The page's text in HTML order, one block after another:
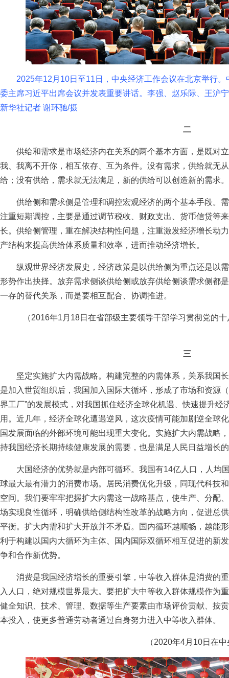
2025年12月10日至11日，中央经济工作会议在北京举行。
委主席习近平出席会议并发表重要讲话。李强、赵乐际、王沪
新华社记者 谢环驰/摄
二
供给和需求是市场经济内在关系的两个基本方面，是既对
我、我离不开你，相互依存、互为条件。没有需求，供给就无
给；没有供给，需求就无法满足，新的供给可以创造新的需求。
供给侧和需求侧是管理和调控宏观经济的两个基本手段。
注重短期调控，主要是通过调节税收、财政支出、货币信贷等
长。供给侧管理，重在解决结构性问题，注重激发经济增长动
产结构来提高供给体系质量和效率，进而推动经济增长。
纵观世界经济发展史，经济政策是以供给侧为重点还是以
形势作出抉择。放弃需求侧谈供给侧或放弃供给侧谈需求侧都
一存的替代关系，而是要相互配合、协调推进。
（2016年1月18日在省部级主要领导干部学习贯彻党的十
三
坚定实施扩大内需战略。构建完整的内需体系，关系我国
是加入世贸组织后，我国加入国际大循环，形成了市场和资源
界工厂”的发展模式，对我国抓住经济全球化机遇、快速提升经
用。近几年，经济全球化遭遇逆风，这次疫情可能加剧逆全球
国发展面临的外部环境可能出现重大变化。实施扩大内需战略
持我国经济长期持续健康发展的需要，也是满足人民日益增长
大国经济的优势就是内部可循环。我国有14亿人口，人均
球最大最有潜力的消费市场。居民消费优化升级，同现代科技
空间。我们要牢牢把握扩大内需这一战略基点，使生产、分配
场实现良性循环，明确供给侧结构性改革的战略方向，促进总
平衡。扩大内需和扩大开放并不矛盾。国内循环越顺畅，越能
利于构建以国内大循环为主体、国内国际双循环相互促进的新
争和合作新优势。
消费是我国经济增长的重要引擎，中等收入群体是消费的
入人口，绝对规模世界最大。要把扩大中等收入群体规模作为
健全知识、技术、管理、数据等生产要素由市场评价贡献、按
本投入，使更多普通劳动者通过自身努力进入中等收入群体。
（2020年4月10日在中